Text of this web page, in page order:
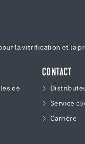
la vitrification et la
de
CONTACT
Service
Carriére